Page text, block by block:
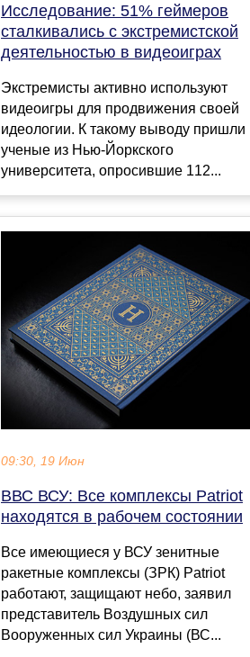
Исследование: 51% геймеров
сталкивались с экстремистской
деятельностью в видеоиграх
Экстремисты активно используют
видеоигры для продвижения своей
идеологии. К такому выводу пришли
ученые из Нью-Йоркского
университета, опросившие 112...
09:30, 19 Июн
ВВС ВСУ: Все комплексы Patriot
находятся в рабочем состоянии
Все имеющиеся у ВСУ зенитные
ракетные комплексы (ЗРК) Patriot
работают, защищают небо, заявил
представитель Воздушных сил
Вооруженных сил Украины (ВС...